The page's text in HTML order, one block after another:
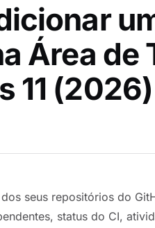
Área de
11 (2026)
seus repositórios do
status do CI,